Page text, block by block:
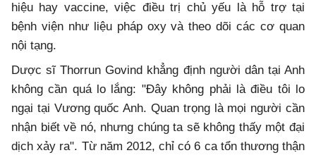
hiệu hay vaccine, việc điều trị chủ yếu là hỗ trợ tại
bệnh viện như liệu pháp oxy và theo dõi các cơ quan
nội tạng.
Dược sĩ Thorrun Govind khẳng định người dân tại Anh
không cần quá lo lắng: "Đây không phải là điều tôi lo
ngại tại Vương quốc Anh. Quan trọng là mọi người cần
nhận biết về nó, nhưng chúng ta sẽ không thấy một đại
dịch xảy ra". Từ năm 2012, chỉ có 6 ca tổn thương thận